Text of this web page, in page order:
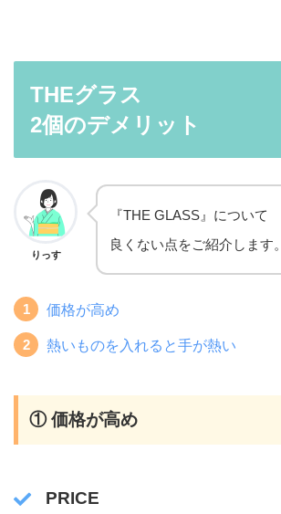
THEグラス
2個のデメリット
りっす
『THE GLASS』について
良くない点をご紹介します。
価格が高め
熱いものを入れると手が熱い
① 価格が高め
PRICE